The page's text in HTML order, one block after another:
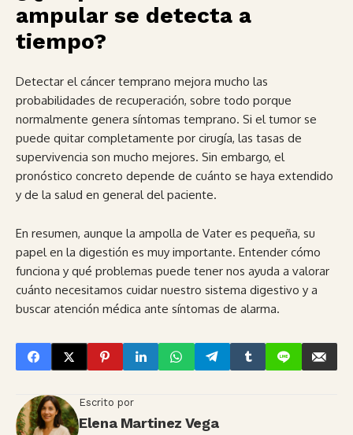
ampular se detecta a
tiempo?
Detectar el cáncer temprano mejora mucho las
probabilidades de recuperación, sobre todo porque
normalmente genera síntomas temprano. Si el tumor se
puede quitar completamente por cirugía, las tasas de
supervivencia son mucho mejores. Sin embargo, el
pronóstico concreto depende de cuánto se haya extendido
y de la salud en general del paciente.
En resumen, aunque la ampolla de Vater es pequeña, su
papel en la digestión es muy importante. Entender cómo
funciona y qué problemas puede tener nos ayuda a valorar
cuánto necesitamos cuidar nuestro sistema digestivo y a
buscar atención médica ante síntomas de alarma.
Escrito por
Elena Martinez Vega